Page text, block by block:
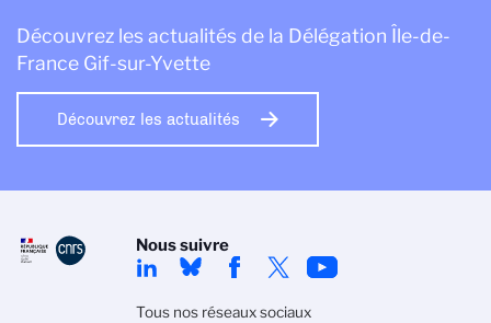
Découvrez les actualités de la Délégation Île-de-
France Gif-sur-Yvette
Découvrez les actualités
Nous suivre
Tous nos réseaux sociaux